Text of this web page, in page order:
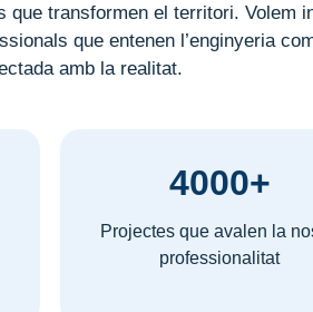
que transformen el territori. Volem
que entenen l’enginyeria
amb la realitat.
4000+
Projectes que avalen la
professionalitat